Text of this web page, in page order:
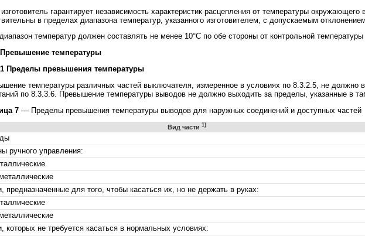
гарантирует независимость характеристик расцепления от температуры
в пределах диапазона температур, указанного изготовителем, с допускаемым
температур должен составлять не менее 10°С по обе стороны от контрольной температуры
температуры
Пределы превышения температуры
температуры различных частей выключателя, измеренное в условиях по 8.3.2.5, не должно
по 8.3.3.6. Превышение температуры выводов не должно выходить за пределы, указанные в
7 — Пределы превышения температуры выводов для наружных соединений и доступных частей
Вид части 1)
ручного управления:
предназначенные для того, чтобы касаться их, но не держать в руках:
которых не требуется касаться в нормальных условиях: